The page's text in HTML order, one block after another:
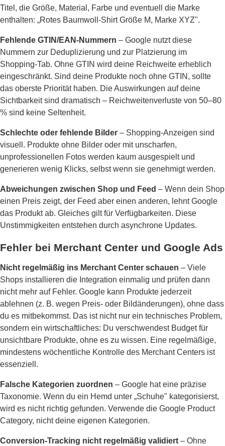
Titel, die Größe, Material, Farbe und eventuell die Marke
enthalten: „Rotes Baumwoll-Shirt Größe M, Marke XYZ".
Fehlende GTIN/EAN-Nummern – Google nutzt diese
Nummern zur Deduplizierung und zur Platzierung im
Shopping-Tab. Ohne GTIN wird deine Reichweite erheblich
eingeschränkt. Sind deine Produkte noch ohne GTIN, sollte
das oberste Priorität haben. Die Auswirkungen auf deine
Sichtbarkeit sind dramatisch – Reichweitenverluste von 50–80
% sind keine Seltenheit.
Schlechte oder fehlende Bilder – Shopping-Anzeigen sind
visuell. Produkte ohne Bilder oder mit unscharfen,
unprofessionellen Fotos werden kaum ausgespielt und
generieren wenig Klicks, selbst wenn sie genehmigt werden.
Abweichungen zwischen Shop und Feed – Wenn dein Shop
einen Preis zeigt, der Feed aber einen anderen, lehnt Google
das Produkt ab. Gleiches gilt für Verfügbarkeiten. Diese
Unstimmigkeiten entstehen durch asynchrone Updates.
Fehler bei Merchant Center und Google Ads
Nicht regelmäßig ins Merchant Center schauen – Viele
Shops installieren die Integration einmalig und prüfen dann
nicht mehr auf Fehler. Google kann Produkte jederzeit
ablehnen (z. B. wegen Preis- oder Bildänderungen), ohne dass
du es mitbekommst. Das ist nicht nur ein technisches Problem,
sondern ein wirtschaftliches: Du verschwendest Budget für
unsichtbare Produkte, ohne es zu wissen. Eine regelmäßige,
mindestens wöchentliche Kontrolle des Merchant Centers ist
essenziell.
Falsche Kategorien zuordnen – Google hat eine präzise
Taxonomie. Wenn du ein Hemd unter „Schuhe" kategorisierst,
wird es nicht richtig gefunden. Verwende die Google Product
Category, nicht deine eigenen Kategorien.
Conversion-Tracking nicht regelmäßig validiert – Ohne